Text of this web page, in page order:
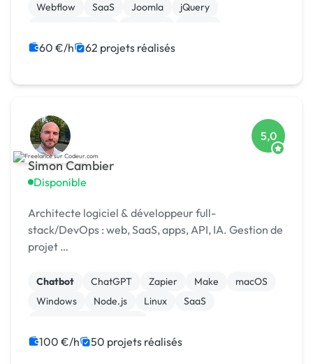
Webflow
SaaS Joomla
jQuery
60 €/h 62 projets réalisés
Simon Cambier
Disponible
5,0
Architecte logiciel & développeur full-
stack/DevOps : web, SaaS, apps, API, IA. Gestion de
projet …
Chatbot ChatGPT Zapier Make
macOS
Windows
Node.js Linux
SaaS
100 €/h 50 projets réalisés